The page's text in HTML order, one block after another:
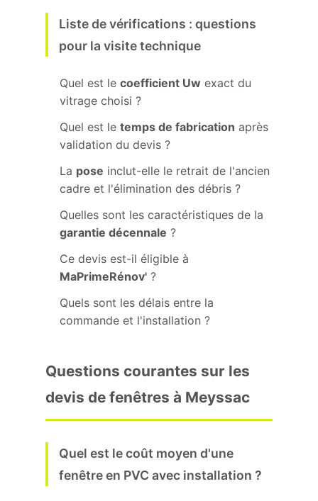
Liste de vérifications : questions
pour la visite technique
Quel est le coefficient Uw exact du
vitrage choisi ?
Quel est le temps de fabrication après
validation du devis ?
La pose inclut-elle le retrait de l'ancien
cadre et l'élimination des débris ?
Quelles sont les caractéristiques de la
garantie décennale ?
Ce devis est-il éligible à
MaPrimeRénov' ?
Quels sont les délais entre la
commande et l'installation ?
Questions courantes sur les
devis de fenêtres à Meyssac
Quel est le coût moyen d'une
fenêtre en PVC avec installation ?